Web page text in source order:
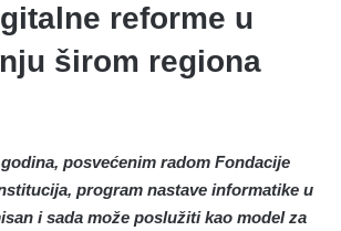
reforme u
širom regiona
posvećenim radom Fondacije
program nastave informatike u
i sada može poslužiti kao model za